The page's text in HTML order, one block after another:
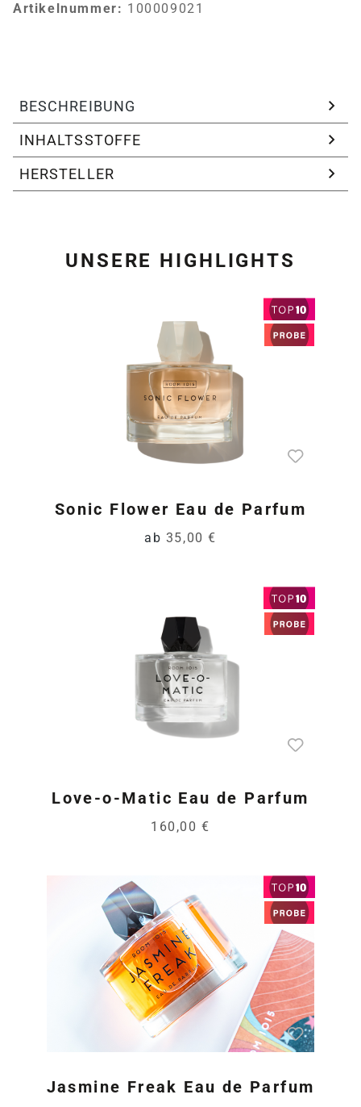
Artikelnummer: 100009021
BESCHREIBUNG
INHALTSSTOFFE
HERSTELLER
UNSERE HIGHLIGHTS
Sonic Flower Eau de Parfum
ab 35,00 €
Love-o-Matic Eau de Parfum
160,00 €
Jasmine Freak Eau de Parfum